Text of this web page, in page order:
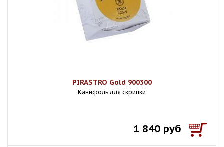
PIRASTRO Gold 900300
Канифоль для скрипки
1 840 руб